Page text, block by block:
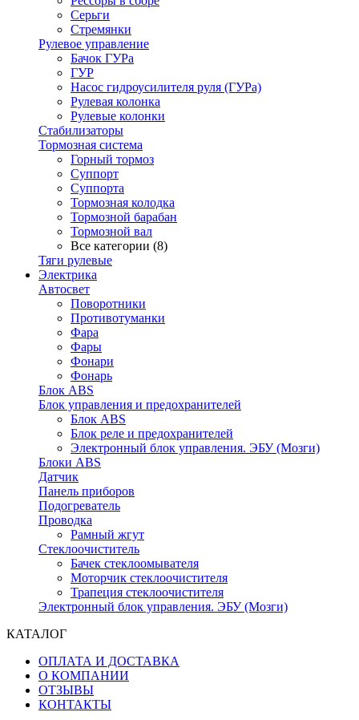
Серьги
Стремянки
Рулевое управление
Бачок ГУРа
ГУР
Насос гидроусилителя руля (ГУРа)
Рулевая колонка
Рулевые колонки
Стабилизаторы
Тормозная система
Горный тормоз
Суппорт
Суппорта
Тормозная колодка
Тормозной барабан
Тормозной вал
Все категории (8)
Тяги рулевые
Электрика
Автосвет
Поворотники
Противотуманки
Фара
Фары
Фонари
Фонарь
Блок ABS
Блок управления и предохранителей
Блок ABS
Блок реле и предохранителей
Электронный блок управления. ЭБУ (Мозги)
Блоки ABS
Датчик
Панель приборов
Подогреватель
Проводка
Рамный жгут
Стеклоочиститель
Бачек стеклоомывателя
Моторчик стеклоочистителя
Трапеция стеклоочистителя
Электронный блок управления. ЭБУ (Мозги)
КАТАЛОГ
ОПЛАТА И ДОСТАВКА
О КОМПАНИИ
ОТЗЫВЫ
КОНТАКТЫ